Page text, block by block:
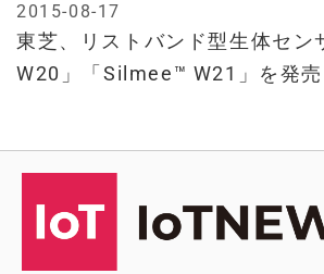
東芝、リストバンド型生体セン
W20」「Silmee™ W21」を発売
2015-08-17